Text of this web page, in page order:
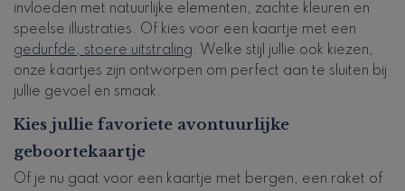
invloeden met natuurlijke elementen, zachte kleuren en
speelse illustraties. Of kies voor een kaartje met een
gedurfde, stoere uitstraling. Welke stijl jullie ook kiezen,
onze kaartjes zijn ontworpen om perfect aan te sluiten bij
jullie gevoel en smaak.
Kies jullie favoriete avontuurlijke
geboortekaartje
Of je nu gaat voor een kaartje met bergen, een raket of